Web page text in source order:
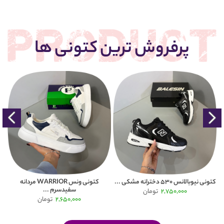
پرفروش ترین کتونی ها
نیوبالانس 530 دخترانه مشکی ...
2,750,000 تومان
کتونی ونس WARRIOR مردانه
سفیدسرم ...
2,650,000 تومان